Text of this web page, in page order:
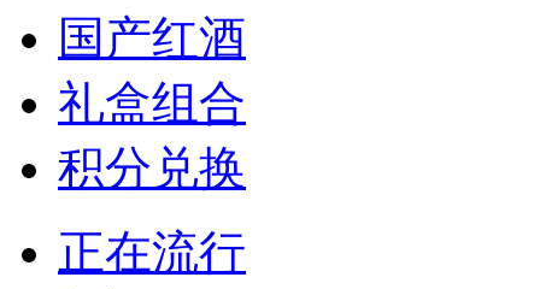
国产红酒
礼盒组合
积分兑换
正在流行